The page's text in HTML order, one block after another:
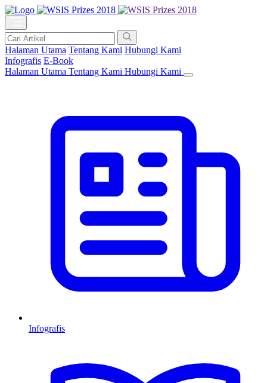
Halaman Utama Tentang Kami Hubungi Kami
Infografis E-Book
Halaman Utama Tentang Kami Hubungi Kami
Infografis